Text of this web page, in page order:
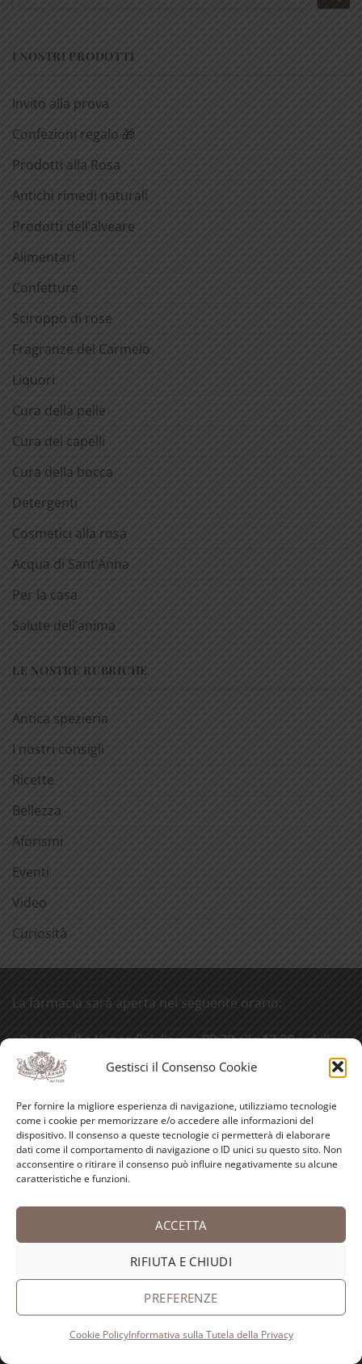
Gestisci il Consenso Cookie
Per fornire la migliore esperienza di navigazione, utilizziamo tecnologie
come i cookie per memorizzare e/o accedere alle informazioni del
dispositivo. Il consenso a queste tecnologie ci permetterà di elaborare
dati come il comportamento di navigazione o ID unici su questo sito. Non
acconsentire o ritirare il consenso può influire negativamente su alcune
caratteristiche e funzioni.
ACCETTA
RIFIUTA E CHIUDI
PREFERENZE
Cookie PolicyInformativa sulla Tutela della Privacy
I NOSTRI PRODOTTI
Invito alla prova
Confezioni regalo 🎁
Prodotti alla Rosa
Antichi rimedi naturali
Prodotti dell’alveare
Alimentari
Confetture
Sciroppo di rose
Fragranze del Carmelo
Liquori
Cura della pelle
Cura dei capelli
Cura della bocca
Detergenti
Cosmetici alla rosa
Acqua di Sant’Anna
Per la casa
Salute dell’anima
LE NOSTRE RUBRICHE
Antica spezieria
I nostri consigli
Ricette
Bellezza
Aforismi
Eventi
Video
Curiosità
La farmacia sarà aperta nel seguente orario:
- DaLunedìaVenerdìdalle ore08:30alle12:30e dalle
ore15:45 19:00
SEGUICI!
Piazza S. Anna, 8
16125 Genova (Italy)